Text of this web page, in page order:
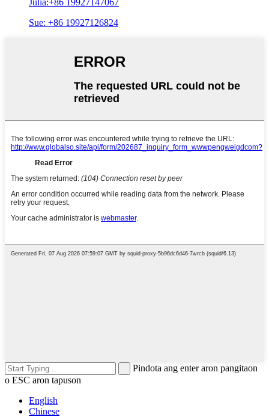
Sue: +86 19927126824
Pindota ang enter aron pangitaon
o ESC aron tapuson
English
Chinese